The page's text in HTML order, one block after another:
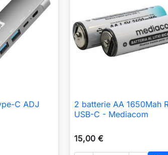
C ADJ  Anteprima
2 batterie AA 1650Mah
USB-C - Mediacom
15,00 €